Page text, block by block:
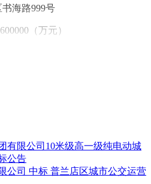
海路999号
（万元）
8
辆
（不含电
池）电池
单价
110,000.00
有限公司10米级高一级纯电动城
公告
公司 中标 普兰店区城市公交运营